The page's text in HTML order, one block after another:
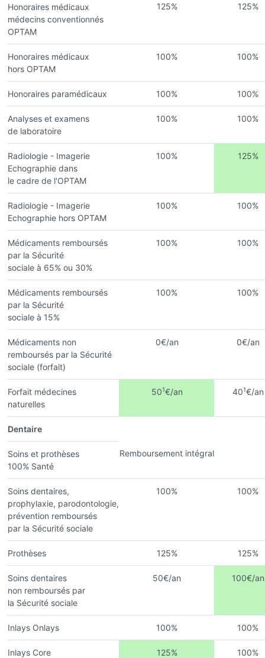
Honoraires médicaux
médecins conventionnés
OPTAM
125% 125%
Honoraires médicaux
hors OPTAM
100% 100%
Honoraires paramédicaux 100% 100%
Analyses et examens
de laboratoire
100% 100%
Radiologie - Imagerie
Echographie dans
le cadre de l'OPTAM
100% 125%
Radiologie - Imagerie
Echographie hors OPTAM
100% 100%
Médicaments remboursés
par la Sécurité
sociale à 65% ou 30%
100% 100%
Médicaments remboursés
par la Sécurité
sociale à 15%
100% 100%
Médicaments non
remboursés par la Sécurité
sociale (forfait)
0€/an 0€/an
Forfait médecines
naturelles
501€/an 401€/an
Dentaire
Soins et prothèses
100% Santé
Remboursement intégral
Soins dentaires,
prophylaxie, parodontologie,
prévention remboursés
par la Sécurité sociale
100% 100%
Prothèses 125% 125%
Soins dentaires
non remboursés par
la Sécurité sociale
50€/an 100€/an
Inlays Onlays 100% 100%
Inlays Core 125% 100%